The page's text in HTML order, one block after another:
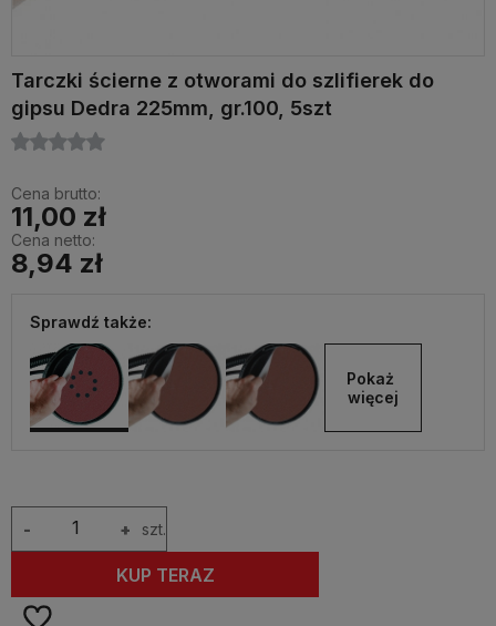
Tarczki ścierne z otworami do szlifierek do
gipsu Dedra 225mm, gr.100, 5szt
Cena brutto:
11,00 zł
Cena netto:
8,94 zł
Sprawdź także:
Pokaż
więcej
+
- szt.
KUP TERAZ